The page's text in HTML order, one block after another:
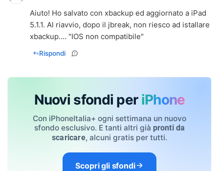
Aiuto! Ho salvato con xbackup ed aggiornato a iPad
5.1.1. Al riavvio, dopo il jbreak, non riesco ad istallare
xbackup.... "IOS non compatibile"
Rispondi
Nuovi sfondi per iPhone
Con iPhoneItalia+ ogni settimana un nuovo
sfondo esclusivo. E tanti altri già pronti da
scaricare, alcuni gratis per tutti.
Scopri gli sfondi